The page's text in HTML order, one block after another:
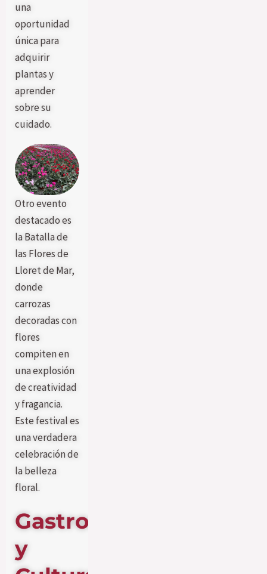
una
oportunidad
única para
adquirir
plantas y
aprender
sobre su
cuidado.
Otro evento
destacado es
la Batalla de
las Flores de
Lloret de Mar,
donde
carrozas
decoradas con
flores
compiten en
una explosión
de creatividad
y fragancia.
Este festival es
una verdadera
celebración de
la belleza
floral.
Gastronomía
y